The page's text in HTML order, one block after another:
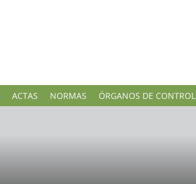
ACTAS NORMAS ÓRGANOS DE CONTROL